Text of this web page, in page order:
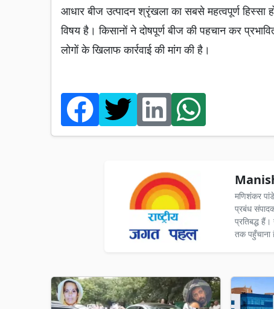
आधार बीज उत्पादन श्रृंखला का सबसे महत्वपूर्ण हिस्सा
विषय है। किसानों ने दोषपूर्ण बीज की पहचान कर
लोगों के खिलाफ कार्रवाई की मांग की है।
मणिशंकर
प्रबंध
प्रतिबद्ध
तक पहुँचाना